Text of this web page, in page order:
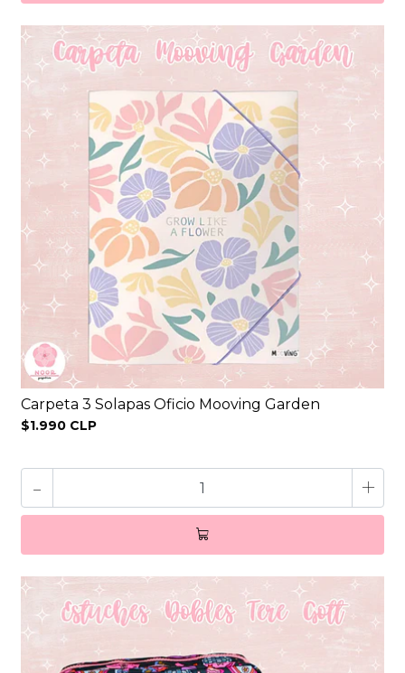
Carpeta 3 Solapas Oficio Mooving Garden
$1.990 CLP
- +